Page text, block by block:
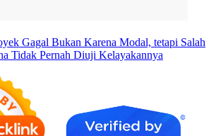
Gagal Bukan Karena Modal, tetapi Salah
Tidak Pernah Diuji Kelayakannya